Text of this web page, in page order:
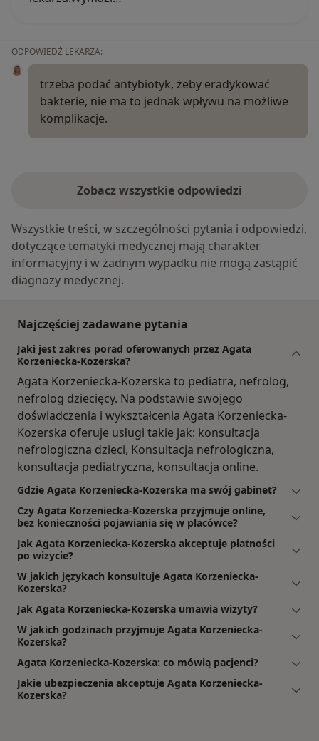
ODPOWIEDŹ LEKARZA:
trzeba podać antybiotyk, żeby eradykować
bakterie, nie ma to jednak wpływu na możliwe
komplikacje.
Zobacz wszystkie odpowiedzi
Wszystkie treści, w szczególności pytania i odpowiedzi,
dotyczące tematyki medycznej mają charakter
informacyjny i w żadnym wypadku nie mogą zastąpić
diagnozy medycznej.
Najczęściej zadawane pytania
Jaki jest zakres porad oferowanych przez Agata
Korzeniecka-Kozerska?
Agata Korzeniecka-Kozerska to pediatra, nefrolog,
nefrolog dziecięcy. Na podstawie swojego
doświadczenia i wykształcenia Agata Korzeniecka-
Kozerska oferuje usługi takie jak: konsultacja
nefrologiczna dzieci, Konsultacja nefrologiczna,
konsultacja pediatryczna, konsultacja online.
Gdzie Agata Korzeniecka-Kozerska ma swój gabinet?
Czy Agata Korzeniecka-Kozerska przyjmuje online,
bez konieczności pojawiania się w placówce?
Jak Agata Korzeniecka-Kozerska akceptuje płatności
po wizycie?
W jakich językach konsultuje Agata Korzeniecka-
Kozerska?
Jak Agata Korzeniecka-Kozerska umawia wizyty?
W jakich godzinach przyjmuje Agata Korzeniecka-
Kozerska?
Agata Korzeniecka-Kozerska: co mówią pacjenci?
Jakie ubezpieczenia akceptuje Agata Korzeniecka-
Kozerska?